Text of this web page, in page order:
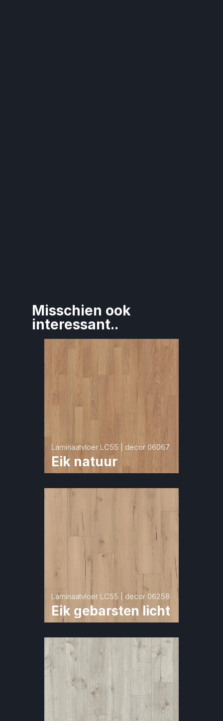
Misschien ook
interessant..
Laminaatvloer LC55 | decor 06067
Eik natuur
Laminaatvloer LC55 | decor 06258
Eik gebarsten licht